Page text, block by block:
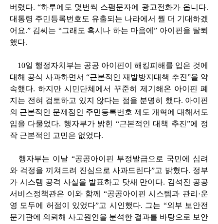
버렸다. “하루에도 몇번씩 스팸문자에 광고전화가 옵니다.
대통령 주민등록번호도 유출되는 나라에서 뭘 더 기대하겠
어요.” 김씨는 “그래도 혹시나 하는 마음에” 아이핀을 탈퇴
했다.
10일 행정자치부는 공공 아이핀이 해킹피해를 입은 것에
대해 공식 사과하면서 “근본적인 재발방지대책 추진”을 약
속했다. 하지만 시민단체에서 꾸준히 제기해온 아이핀 폐
지는 전혀 검토하고 있지 않다는 점을 분명히 했다. 아이핀
의 근본적인 문제점인 주민등록번호 제도 개혁에 대해서도
입을 다물었다. 행자부가 밝힌 “근본적인 대책 추진”에 정
작 근본적인 고민은 없었다.
행자부는 이날 “공공아이핀 부정발급으로 국민에 심려
와 걱정을 끼쳐드려 진심으로 사과드린다”고 밝혔다. 정부
가 시스템 공격 사실을 발표하고 닷새 만이다. 김석진 공공
서비스정책관은 이와 함께 “공공아이핀 시스템과 관리·운
영 모두에 허점이 있었다”고 시인했다. 그는 “외부 보안전
문기관에 의뢰해 사고원인을 분석한 결과를 바탕으로 보안